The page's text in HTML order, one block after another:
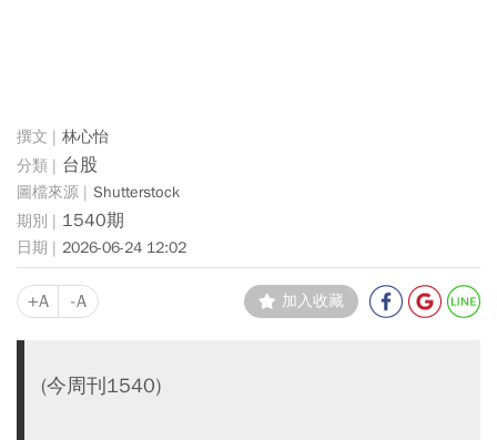
林心怡
台股
Shutterstock
1540期
2026-06-24 12:02
+A -A 加入收藏
(今周刊1540)